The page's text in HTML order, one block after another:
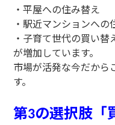
・平屋への住み替え
・駅近マンションへの
・子育て世代の買い替
が増加しています。
市場が活発な今だから
す。
第3の選択肢「